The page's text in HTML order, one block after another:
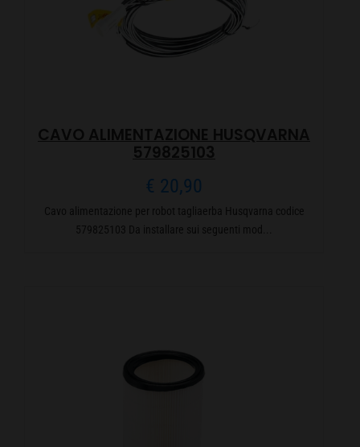
CAVO ALIMENTAZIONE HUSQVARNA
579825103
€ 20,90
Cavo alimentazione per robot tagliaerba Husqvarna codice
579825103 Da installare sui seguenti mod...